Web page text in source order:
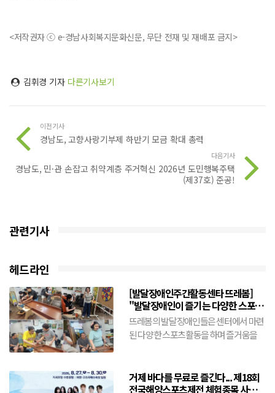
<저작권자 ⓒ e-경남사회복지문화신문, 무단 전재 및 재배포 금지>
김휘경 기자 다른기사보기
이전기사
경남도, 고향사랑기부제 하반기 모금 확대 총력
다음기사
경남도, 민·관 손잡고 취약계층 주거혁신 2026년 도민행복주택
(제37호) 준공!
관련기사
헤드라인
[발달장애인주간활동센타 뜨레봄]
"발달장애인이 즐기는 다양한 스포츠
활동"(8월5일)
뜨레봄의 발달장애인들은 센터에서 마련
된 다양한 스포츠활동을 하며 즐거움을
거제 바다를 무료로 즐긴다... 제18회
전국해양스포츠제전 체험종목 사전